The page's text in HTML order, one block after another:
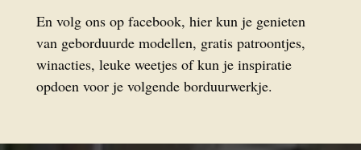
En volg ons op facebook, hier kun je genieten
van geborduurde modellen, gratis patroontjes,
winacties, leuke weetjes of kun je inspiratie
opdoen voor je volgende borduurwerkje.